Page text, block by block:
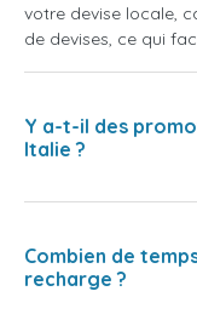
votre devise locale,
de devises, ce qui
Y a-t-il des
Italie ?
Combien de
recharge ?